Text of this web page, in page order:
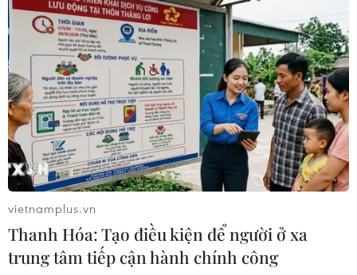
vietnamplus.vn
Thanh Hóa: Tạo điều kiện để người ở xa
trung tâm tiếp cận hành chính công